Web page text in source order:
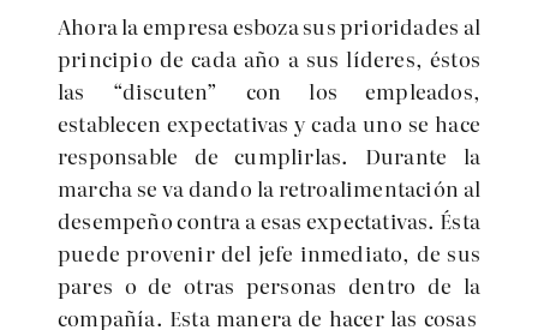
Ahora la empresa esboza sus prioridades al
principio de cada año a sus líderes, éstos
las “discuten” con los empleados,
establecen expectativas y cada uno se hace
responsable de cumplirlas. Durante la
marcha se va dando la retroalimentación al
desempeño contra a esas expectativas. Ésta
puede provenir del jefe inmediato, de sus
pares o de otras personas dentro de la
compañía. Esta manera de hacer las cosas